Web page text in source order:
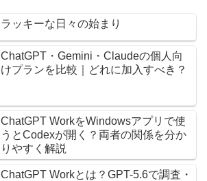
ラッキーな日々の始まり
ChatGPT・Gemini・Claudeの個人向
けプランを比較｜どれに加入すべき？
ChatGPT WorkをWindowsアプリで使
うとCodexが開く？両者の関係を分か
りやすく解説
ChatGPT Workとは？GPT-5.6で調査・